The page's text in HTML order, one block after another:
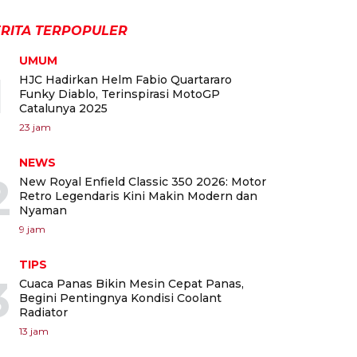
TERPOPULER
UMUM
HJC Hadirkan Helm Fabio Quartararo
Funky Diablo, Terinspirasi MotoGP
Catalunya 2025
23 jam
NEWS
New Royal Enfield Classic 350 2026: Motor
Retro Legendaris Kini Makin Modern dan
Nyaman
9 jam
TIPS
Cuaca Panas Bikin Mesin Cepat Panas,
Begini Pentingnya Kondisi Coolant
Radiator
13 jam